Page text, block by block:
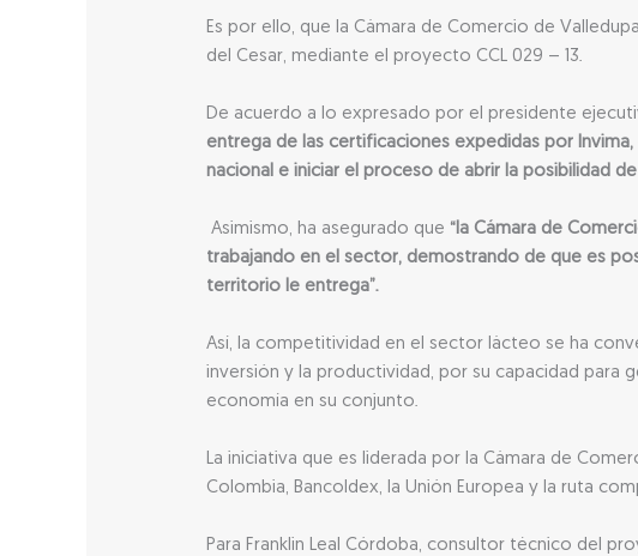
Es por ello, que la Cámara de Comercio de
del Cesar, mediante el proyecto CCL 029 – 13.
De acuerdo a lo expresado por el presidente
entrega de las certificaciones expedidas por
nacional e iniciar el proceso de abrir la posibilidad
Asimismo, ha asegurado que “la Cámara de
trabajando en el sector, demostrando de que es
territorio le entrega”.
Así, la competitividad en el sector lácteo se ha
inversión y la productividad, por su capacidad
economía en su conjunto.
La iniciativa que es liderada por la Cámara de
Colombia, Bancoldex, la Unión Europea y la ruta
Para Franklin Leal Córdoba, consultor técnico del